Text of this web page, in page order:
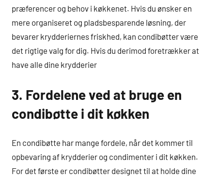
præferencer og behov i køkkenet. Hvis du ønsker en
mere organiseret og pladsbesparende løsning, der
bevarer krydderiernes friskhed, kan condibøtter være
det rigtige valg for dig. Hvis du derimod foretrækker at
have alle dine krydderier
3. Fordelene ved at bruge en
condibøtte i dit køkken
En condibøtte har mange fordele, når det kommer til
opbevaring af krydderier og condimenter i dit køkken.
For det første er condibøtter designet til at holde dine